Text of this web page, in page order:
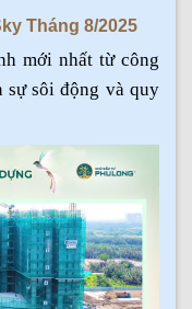
Tháng 8/2025
mới nhất từ công
sự sôi động và quy